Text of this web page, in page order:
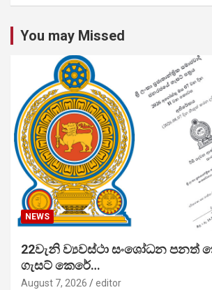
You may Missed
NEWS
22වැනි ව්‍යවස්ථා සංශෝධන පනත්
ගැසට් කෙරේ…
August 7, 2026 editor